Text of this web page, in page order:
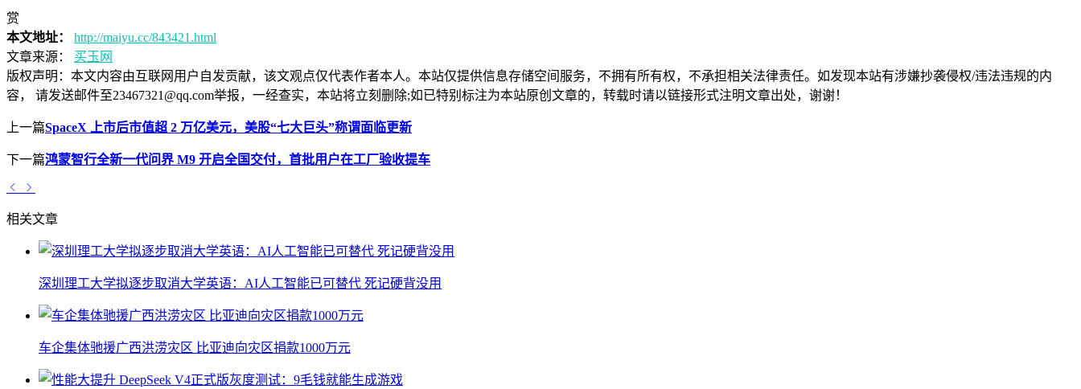
赏
本文地址：
http://maiyu.cc/843421.html
文章来源：
买玉网
版权声明： 本文内容由互联网用户自发贡献，该文观点仅代表作者本人。本站仅提供信息存储空间服务，不拥有所有权，不承担相关法律责任。如发现本站有涉嫌抄袭侵权/违法违规的内
容， 请发送邮件至23467321@qq.com举报，一经查实，本站将立刻删除;如已特别标注为本站原创文章的，转载时请以链接形式注明文章出处，谢谢！
上一篇SpaceX 上市后市值超 2 万亿美元，美股“七大巨头”称谓面临更新
下一篇鸿蒙智行全新一代问界 M9 开启全国交付，首批用户在工厂验收提车
相关文章
深圳理工大学拟逐步取消大学英语：AI人工智能已可替代 死记硬背没用
车企集体驰援广西洪涝灾区 比亚迪向灾区捐款1000万元